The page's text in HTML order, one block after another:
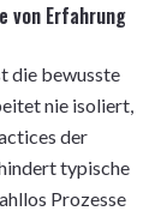
von Erfahrung
die bewusste
nie isoliert,
der
typische
Prozesse